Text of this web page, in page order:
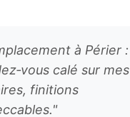
à Périer :
calé sur mes
finitions